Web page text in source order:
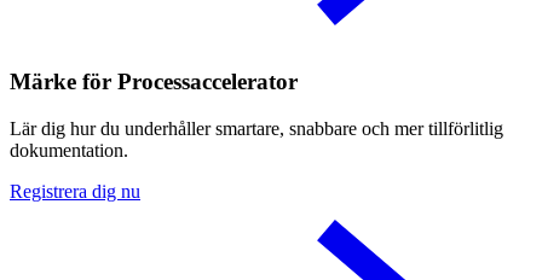
Märke för Processaccelerator
Lär dig hur du underhåller smartare, snabbare och mer tillförlitlig
dokumentation.
Registrera dig nu